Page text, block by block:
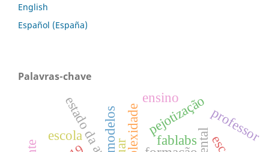
English
Español (España)
Palavras-chave
estado da arte pejotizaçãoprofessor
modelos fablabs
ensino
escola